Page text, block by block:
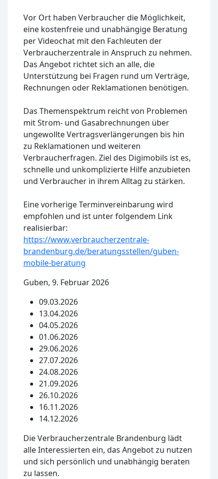
Vor Ort haben Verbraucher die Möglichkeit,
eine kostenfreie und unabhängige Beratung
per Videochat mit den Fachleuten der
Verbraucherzentrale in Anspruch zu nehmen.
Das Angebot richtet sich an alle, die
Unterstützung bei Fragen rund um Verträge,
Rechnungen oder Reklamationen benötigen.
Das Themenspektrum reicht von Problemen
mit Strom- und Gasabrechnungen über
ungewollte Vertragsverlängerungen bis hin
zu Reklamationen und weiteren
Verbraucherfragen. Ziel des Digimobils ist es,
schnelle und unkomplizierte Hilfe anzubieten
und Verbraucher in ihrem Alltag zu stärken.
Eine vorherige Terminvereinbarung wird
empfohlen und ist unter folgendem Link
realisierbar:
https://www.verbraucherzentrale-
brandenburg.de/beratungsstellen/guben-
mobile-beratung
Guben, 9. Februar 2026
09.03.2026
13.04.2026
04.05.2026
01.06.2026
29.06.2026
27.07.2026
24.08.2026
21.09.2026
26.10.2026
16.11.2026
14.12.2026
Die Verbraucherzentrale Brandenburg lädt
alle Interessierten ein, das Angebot zu nutzen
und sich persönlich und unabhängig beraten
zu lassen.